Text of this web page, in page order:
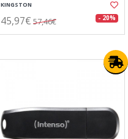
KINGSTON
45,97€ 57,46€ - 20%